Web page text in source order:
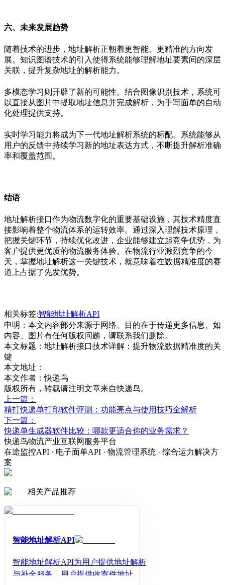
六、未来发展趋势
随着技术的进步，地址解析正朝着更智能、更精准的方向发
展。知识图谱技术的引入使得系统能够理解地址要素间的深层
关联，提升复杂地址的解析能力。
多模态学习则开辟了新的可能性。结合图像识别技术，系统可
以直接从图片中提取地址信息并完成解析，为手写面单的自动
化处理提供支持。
实时学习能力将成为下一代地址解析系统的标配。系统能够从
用户的反馈中持续学习新的地址表达方式，不断提升解析准确
率和覆盖范围。
结语
地址解析接口作为物流数字化的重要基础设施，其技术精度直
接影响着整个物流体系的运转效率。通过深入理解技术原理，
把握关键环节，持续优化改进，企业能够建立起竞争优势，为
客户提供更优质的物流服务体验。在物流行业激烈竞争的今
天，掌握地址解析这一关键技术，就意味着在数据精准度的赛
道上占据了先发优势。
相关标签:智能地址解析API
申明：本文内容部分来源于网络、目的在于传递更多信息、如
内容、图片有任何版权问题，请联系我们删除。
本文标题： 地址解析接口技术详解：提升物流数据精准度的关
键
本文地址：
本文作者：快递鸟
版权所有，转载请注明文章来自快递鸟。
上一篇：
精打快递单打印软件评测：功能亮点与使用技巧全解析
下一篇：
快递单生成器软件比较：哪款更适合你的业务需求？
快递鸟物流产业互联网服务平台
在途监控API · 电子面单API · 物流管理系统 · 综合运力解决方
案
相关产品推荐
智能地址解析API
智能地址解析API为用户提供地址解析
与补全服务，用户提供收寄件地址电